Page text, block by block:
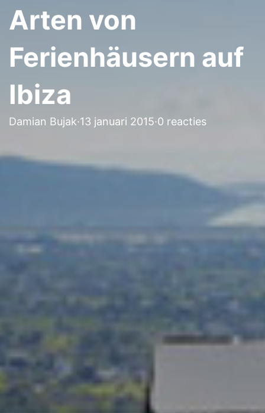
Arten von
Ferienhäusern auf
Ibiza
Damian Bujak·13 januari 2015·0 reacties